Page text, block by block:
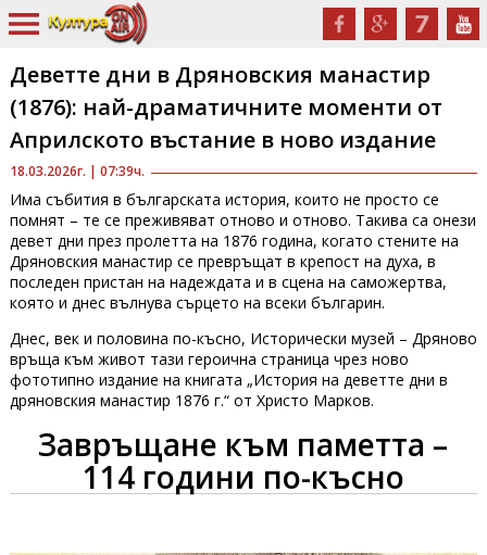
18.03.2026г. | 07:39ч.
Деветте дни в Дряновския манастир
(1876): най-драматичните моменти от
Априлското въстание в ново издание
Има събития в българската история, които не просто се
помнят – те се преживяват отново и отново. Такива са онези
девет дни през пролетта на 1876 година, когато стените на
Дряновския манастир се превръщат в крепост на духа, в
последен пристан на надеждата и в сцена на саможертва,
която и днес вълнува сърцето на всеки българин.
Днес, век и половина по-късно, Исторически музей – Дряново
връща към живот тази героична страница чрез ново
фототипно издание на книгата „История на деветте дни в
дряновския манастир 1876 г.“ от Христо Марков.
Завръщане към паметта –
114 години по-късно